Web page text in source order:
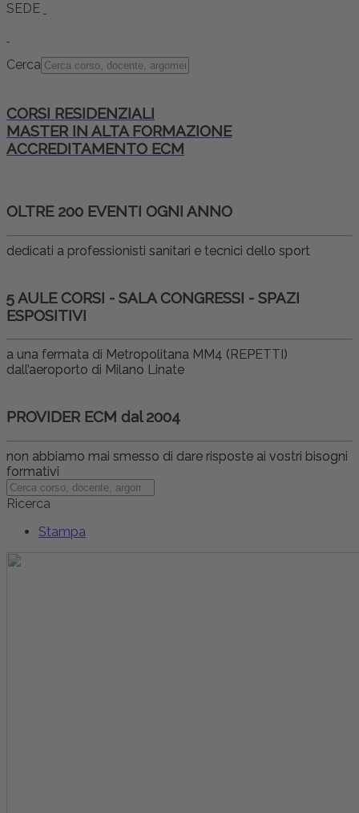
SEDE
Cerca
CORSI RESIDENZIALI
MASTER IN ALTA FORMAZIONE
ACCREDITAMENTO ECM
OLTRE 200 EVENTI OGNI ANNO
dedicati a professionisti sanitari e tecnici dello sport
5 AULE CORSI - SALA CONGRESSI - SPAZI
ESPOSITIVI
a una fermata di Metropolitana MM4 (REPETTI)
dall’aeroporto di Milano Linate
PROVIDER ECM dal 2004
non abbiamo mai smesso di dare risposte ai vostri bisogni
formativi
Ricerca
Stampa